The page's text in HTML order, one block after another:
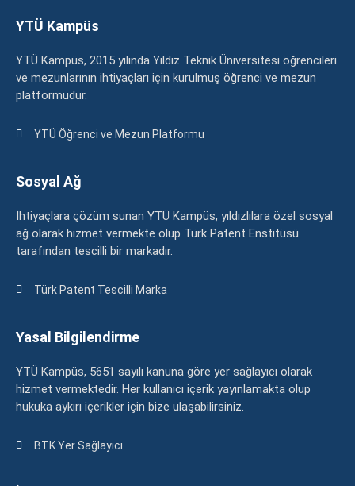
YTÜ Kampüs
YTÜ Kampüs, 2015 yılında Yıldız Teknik Üniversitesi öğrencileri
ve mezunlarının ihtiyaçları için kurulmuş öğrenci ve mezun
platformudur.
YTÜ Öğrenci ve Mezun Platformu
Sosyal Ağ
İhtiyaçlara çözüm sunan YTÜ Kampüs, yıldızlılara özel sosyal
ağ olarak hizmet vermekte olup Türk Patent Enstitüsü
tarafından tescilli bir markadır.
Türk Patent Tescilli Marka
Yasal Bilgilendirme
YTÜ Kampüs, 5651 sayılı kanuna göre yer sağlayıcı olarak
hizmet vermektedir. Her kullanıcı içerik yayınlamakta olup
hukuka aykırı içerikler için bize ulaşabilirsiniz.
BTK Yer Sağlayıcı